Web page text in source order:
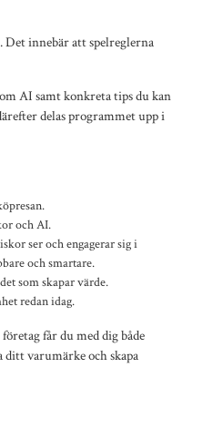
innebär att spelreglerna
AI samt konkreta tips du kan
delas programmet upp i
och AI.
ser och engagerar sig i
och smartare.
som skapar värde.
redan idag.
får du med dig både
varumärke och skapa